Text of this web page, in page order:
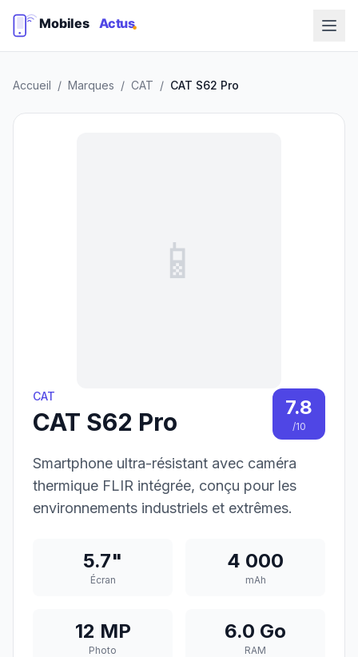
Accueil / Marques / CAT / CAT S62 Pro
📱
CAT
CAT S62 Pro
7.8
/10
Smartphone ultra-résistant avec caméra
thermique FLIR intégrée, conçu pour les
environnements industriels et extrêmes.
5.7"
Écran
4 000
mAh
12 MP
Photo
6.0 Go
RAM